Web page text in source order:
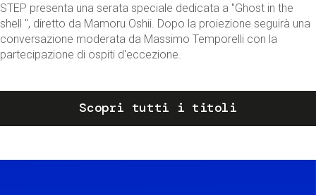
STEP presenta una serata speciale dedicata a "Ghost in the
shell ", diretto da Mamoru Oshii. Dopo la proiezione seguirà una
conversazione moderata da Massimo Temporelli con la
partecipazione di ospiti d'eccezione.
Scopri tutti i titoli